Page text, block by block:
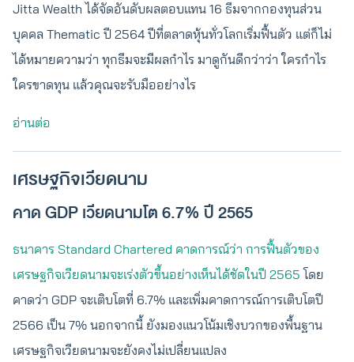
Jitta Wealth ได้จัดอันดับผลตอบแทน 16 ธีมจากกองทุนส่วน
บุคคล Thematic ปี 2564 ปีที่ตลาดหุ้นทั่วโลกเริ่มฟื้นตัว แต่ก็ไม่
ได้หมายความว่า ทุกธีมจะมีผลกำไร มาดูกันดีกว่าว่า ใครกำไร
ใครขาดทุน แล้วคุณจะรับมืออย่างไร
อ่านต่อ
เศรษฐกิจเวียดนาม
คาด GDP เวียดนามโต 6.7% ปี 2565
ธนาคาร Standard Chartered คาดการณ์ว่า การฟื้นตัวของ
เศรษฐกิจเวียดนามจะเร่งตัวขึ้นอย่างเห็นได้ชัดในปี 2565 โดย
คาดว่า GDP จะเติบโตที่ 6.7% และเพิ่มคาดการณ์การเติบโตปี
2566 เป็น 7% นอกจากนี้ ยังมองแนวโน้มเชิงบวกของพื้นฐาน
เศรษฐกิจเวียดนามจะยังคงไม่เปลี่ยนแปลง